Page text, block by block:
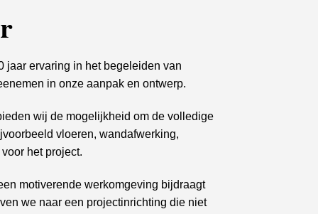
jaar ervaring in het begeleiden van
in onze aanpak en ontwerp.
wij de mogelijkheid om de volledige
vloeren, wandafwerking,
het project.
motiverende werkomgeving bijdraagt
we naar een projectinrichting die niet